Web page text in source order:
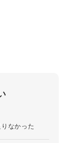
なかった